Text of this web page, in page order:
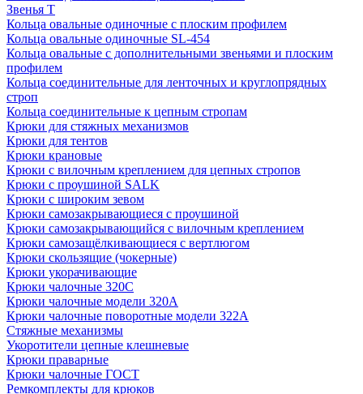
Звенья Т
Кольца овальные одиночные c плоским профилем
Кольца овальные одиночные SL-454
Кольца овальные с дополнительными звеньями и плоским
профилем
Кольца соединительные для ленточных и круглопрядных
строп
Кольца соединительные к цепным стропам
Крюки для стяжных механизмов
Крюки для тентов
Крюки крановые
Крюки с вилочным креплением для цепных стропов
Крюки с проушиной SALK
Крюки с широким зевом
Крюки самозакрывающиеся с проушиной
Крюки самозакрывающийся с вилочным креплением
Крюки самозащёлкивающиеся с вертлюгом
Крюки скользящие (чокерные)
Крюки укорачивающие
Крюки чалочные 320C
Крюки чалочные модели 320А
Крюки чалочные поворотные модели 322А
Стяжные механизмы
Укоротители цепные клешневые
Крюки праварные
Крюки чалочные ГОСТ
Ремкомплекты для крюков